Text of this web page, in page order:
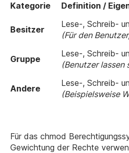
Kategorie Definition /
Besitzer
Lese-, Schreib-
(Für den
Gruppe
Lese-, Schreib-
(Benutzer
Andere
Lese-, Schreib-
(Beispielsweise
Für das chmod
Gewichtung der Rechte